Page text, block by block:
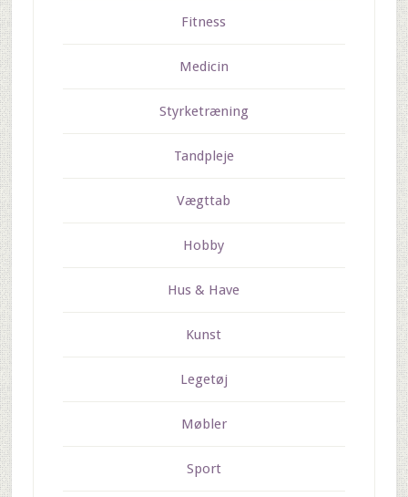
Fitness
Medicin
Styrketræning
Tandpleje
Vægttab
Hobby
Hus & Have
Kunst
Legetøj
Møbler
Sport